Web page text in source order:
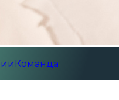
Команда